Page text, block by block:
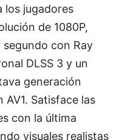
los jugadores
de 1080P,
con Ray
DLSS 3 y un
generación
Satisface las
con la última
visuales realistas